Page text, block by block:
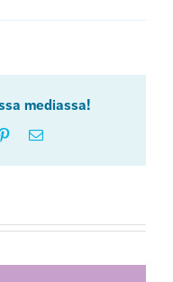
mediassa!
PinterestSähköposti